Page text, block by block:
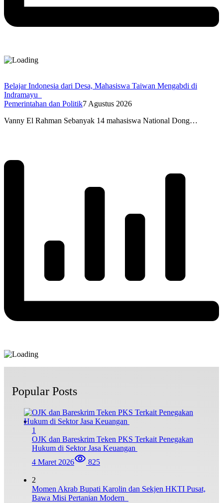
Belajar Indonesia dari Desa, Mahasiswa Taiwan Mengabdi di
Indramayu
Pemerintahan dan Politik7 Agustus 2026
Vanny El Rahman Sebanyak 14 mahasiswa National Dong…
Popular Posts
1
OJK dan Bareskrim Teken PKS Terkait Penegakan
Hukum di Sektor Jasa Keuangan
4 Maret 2026
825
2
Momen Akrab Bupati Karolin dan Sekjen HKTI Pusat,
Bawa Misi Pertanian Modern